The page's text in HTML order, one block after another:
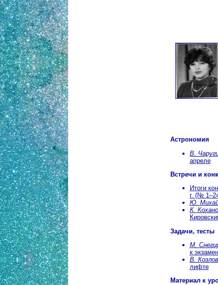
Астрономия
В.
апреле
Встречи и
Итоги
г. (№
Ю.
К.
Задачи, тесты
М.
к
В.
лифте
Материал к